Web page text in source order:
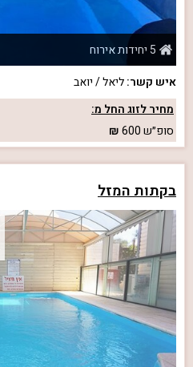
5 יחידות אירוח
איש קשר:ליאל / יואב
מחיר לזוג החל מ:
סופ״ש600
בקתות המזל